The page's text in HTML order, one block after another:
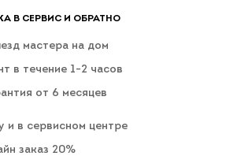
В СЕРВИС И ОБРАТНО
мастера на дом
в течение 1-2 часов
от 6 месяцев
и в сервисном центре
заказ 20%